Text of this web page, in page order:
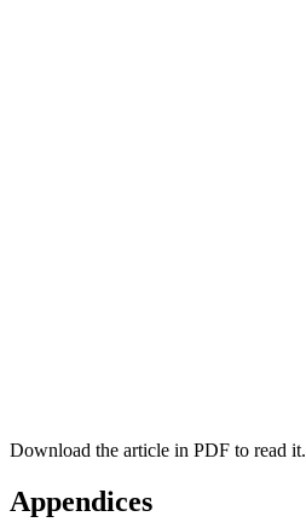
Download the article in PDF to read it.
Appendices